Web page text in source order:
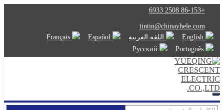
+86-153 2508 6933
tintin@chinayhele.com
اللغة العربية